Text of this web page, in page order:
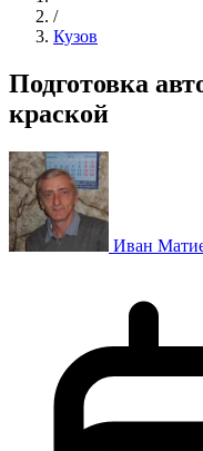
/
Кузов
Подготовка
краской
Иван